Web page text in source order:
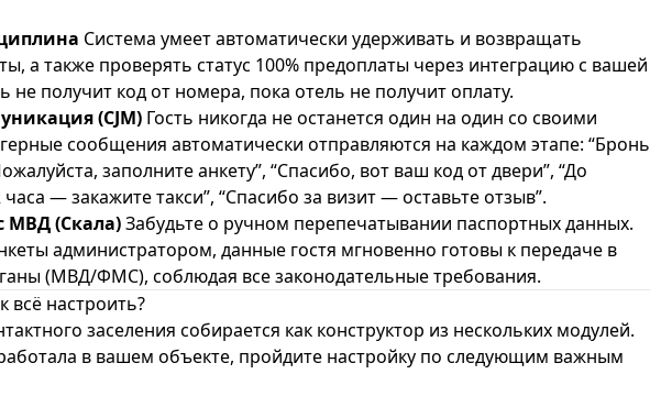
Система умеет автоматически удерживать и возвращать
а также проверять статус 100% предоплаты через интеграцию с вашей
не получит код от номера, пока отель не получит оплату.
(CJM) Гость никогда не останется один на один со своими
сообщения автоматически отправляются на каждом этапе: “Бронь
заполните анкету”, “Спасибо, вот ваш код от двери”, “До
— закажите такси”, “Спасибо за визит — оставьте отзыв”.
МВД (Скала)Забудьте о ручном перепечатывании паспортных данных.
администратором, данные гостя мгновенно готовы к передаче в
(МВД/ФМС), соблюдая все законодательные требования.
всё настроить?
заселения собирается как конструктор из нескольких модулей.
в вашем объекте, пройдите настройку по следующим важным